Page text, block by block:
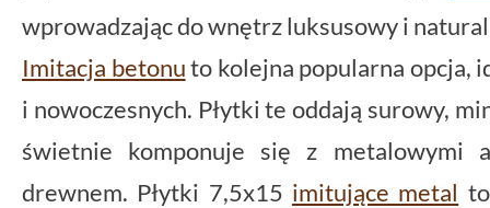
wprowadzając do wnętrz luksusowy i
Imitacja betonuto kolejna popularna opcja,
i nowoczesnych. Płytki te oddają surowy,
świetnie komponuje się z metalowymi
drewnem. Płytki 7,5x15 imitujące metal